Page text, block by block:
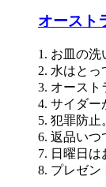
オースト
1. お皿の洗
2. 水はとっ
3. オースト
4. サイダー
5. 犯罪防止
6. 返品いつ
7. 日曜日は
8. プレゼ